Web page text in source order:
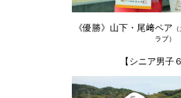
《優勝》山下・尾﨑ペア
ラブ）
【シニア男子